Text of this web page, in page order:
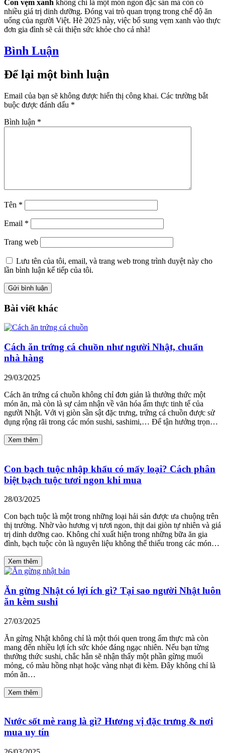
Con vẹm xanh không chỉ là một món ngon đặc sản mà còn có
nhiều giá trị dinh dưỡng. Đóng vai trò quan trọng trong chế độ ăn
uống của người Việt. Hè 2025 này, việc bổ sung vẹm xanh vào thực
đơn gia đình sẽ cải thiện sức khỏe cho cả nhà!
Bình Luận
Để lại một bình luận
Email của bạn sẽ không được hiển thị công khai. Các trường bắt
buộc được đánh dấu *
Bình luận *
Tên *
Email *
Trang web
Lưu tên của tôi, email, và trang web trong trình duyệt này cho
lần bình luận kế tiếp của tôi.
Bài viết khác
Cách ăn trứng cá chuồn như người Nhật, chuẩn
nhà hàng
29/03/2025
Cách ăn trứng cá chuồn không chỉ đơn giản là thưởng thức một
món ăn, mà còn là sự cảm nhận về văn hóa ẩm thực tinh tế của
người Nhật. Với vị giòn sần sật đặc trưng, trứng cá chuồn được sử
dụng rộng rãi trong các món sushi, sashimi,… Để tận hưởng trọn…
Xem thêm
Con bạch tuộc nhập khẩu có mấy loại? Cách phân
biệt bạch tuộc tươi ngon khi mua
28/03/2025
Con bạch tuộc là một trong những loại hải sản được ưa chuộng trên
thị trường. Nhờ vào hương vị tươi ngon, thịt dai giòn tự nhiên và giá
trị dinh dưỡng cao. Không chỉ xuất hiện trong những bữa ăn gia
đình, bạch tuộc còn là nguyên liệu không thể thiếu trong các món…
Xem thêm
Ăn gừng Nhật có lợi ích gì? Tại sao người Nhật luôn
ăn kèm sushi
27/03/2025
Ăn gừng Nhật không chỉ là một thói quen trong ẩm thực mà còn
mang đến nhiều lợi ích sức khỏe đáng ngạc nhiên. Nếu bạn từng
thưởng thức sushi, chắc hẳn sẽ nhận thấy một phần gừng muối
mỏng, có màu hồng nhạt hoặc vàng nhạt đi kèm. Đây không chỉ là
món ăn…
Xem thêm
Nước sốt mè rang là gì? Hương vị đặc trưng & nơi
mua uy tín